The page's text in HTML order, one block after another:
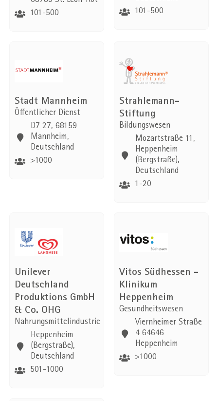
101-500
101-500
Stadt Mannheim
Öffentlicher Dienst
D7 27, 68159
Mannheim,
Deutschland
>1000
Strahlemann-
Stiftung
Bildungswesen
Mozartstraße 11,
Heppenheim
(Bergstraße),
Deutschland
1-20
Unilever
Deutschland
Produktions GmbH
& Co. OHG
Nahrungsmittelindustrie
Heppenheim
(Bergstraße),
Deutschland
501-1000
Vitos Südhessen -
Klinikum
Heppenheim
Gesundheitswesen
Viernheimer Straße
4 64646
Heppenheim
>1000